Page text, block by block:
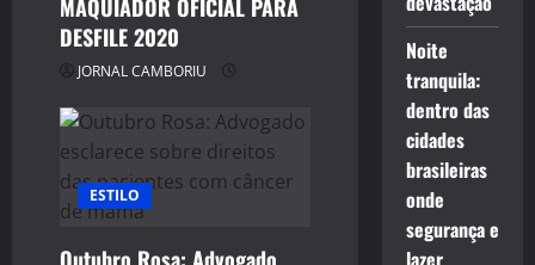
MAQUIADOR OFICIAL PARA
DESFILE 2020
JORNAL CAMBORIU
ESTILO
Noite
tranquila:
dentro das
cidades
brasileiras
onde
segurança e